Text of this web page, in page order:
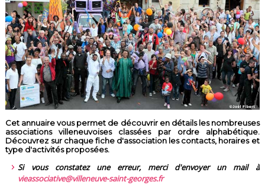
Cet annuaire vous permet de découvrir en détails les nombreuses
associations villeneuvoises classées par ordre alphabétique.
Découvrez sur chaque fiche d'association les contacts, horaires et
type d'activités proposées.
Si vous constatez une erreur, merci d'envoyer un mail à
vieassociative@villeneuve-saint-georges.fr